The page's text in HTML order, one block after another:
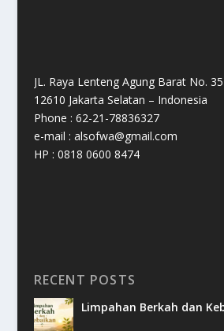
JL. Raya Lenteng Agung Barat No. 35
12610 Jakarta Selatan – Indonesia
Phone : 62-21-78836327
e-mail : alsofwa@gmail.com
HP : 0818 0600 8474
RECENT POSTS
Limpahan Berkah dan